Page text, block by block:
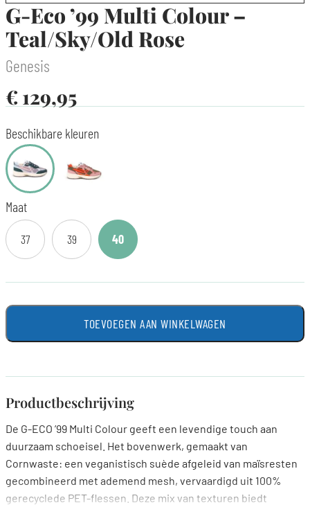
G-Eco ’99 Multi Colour –
Teal/Sky/Old Rose
Genesis
€ 129,95
Beschikbare kleuren
Maat
37 39 40
TOEVOEGEN AAN WINKELWAGEN
Productbeschrijving
De G-ECO ’99 Multi Colour geeft een levendige touch aan
duurzaam schoeisel. Het bovenwerk, gemaakt van
Cornwaste: een veganistisch suède afgeleid van maïsresten
gecombineerd met ademend mesh, vervaardigd uit 100%
gerecyclede PET-flessen. Deze mix van texturen biedt